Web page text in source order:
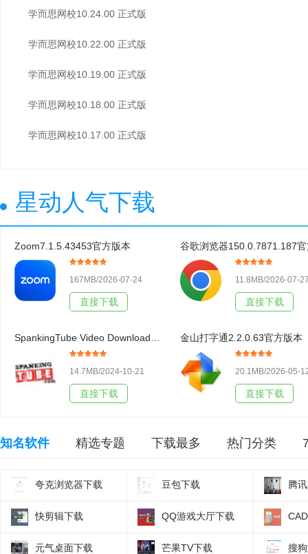
学而思网校10.24.00 正式版
学而思网校10.22.00 正式版
学而思网校10.19.00 正式版
学而思网校10.18.00 正式版
学而思网校10.17.00 正式版
星动人气下载
Zoom7.1.5.43453官方版本
167MB/2026-07-24
直接下载
11.8MB/2026-07-
直接下载
14.7MB/2024-10-21
直接下载
金山打字通2.2.0.63官方版本
20.1MB/2026-05-
直接下载
知名软件 精选专题 下载最多 热门分类
夸克浏览器下载 豆包下载 腾
快剪辑下载 QQ游戏大厅下载
元气桌面下载 芒果TV下载 搜